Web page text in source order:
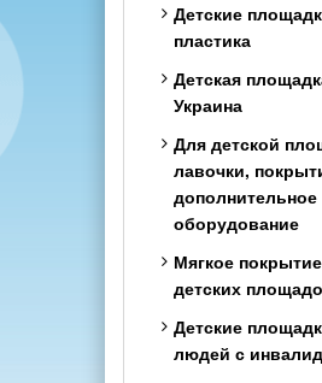
Шведская стенка
Тренажер для
Детские
пластика
Детская
Украина
Для детской
лавочки,
дополнительное
оборудование
Мягкое
детских
Детские
людей с